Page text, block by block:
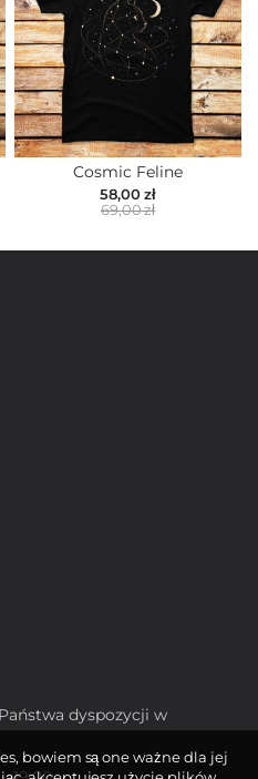
Cosmic Feline
58,00 zł
69,00 zł
dyspozycji w
bowiem są one ważne dla jej